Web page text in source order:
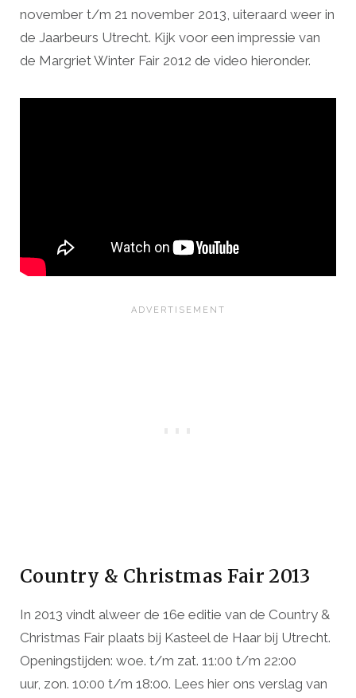
november t/m 21 november 2013, uiteraard weer in
de Jaarbeurs Utrecht. Kijk voor een impressie van
de Margriet Winter Fair 2012 de video hieronder.
Country & Christmas Fair 2013
In 2013 vindt alweer de 16e editie van de Country &
Christmas Fair plaats bij Kasteel de Haar bij Utrecht.
Openingstijden: woe. t/m zat. 11:00 t/m 22:00
uur, zon. 10:00 t/m 18:00. Lees hier ons verslag van